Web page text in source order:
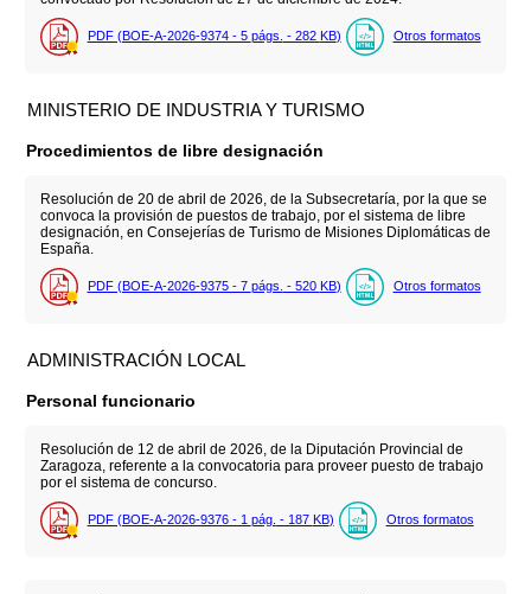
PDF (BOE-A-2026-9374 - 5 págs. - 282 KB) Otros formatos
MINISTERIO DE INDUSTRIA Y TURISMO
Procedimientos de libre designación
Resolución de 20 de abril de 2026, de la Subsecretaría, por la que se
convoca la provisión de puestos de trabajo, por el sistema de libre
designación, en Consejerías de Turismo de Misiones Diplomáticas de
España.
PDF (BOE-A-2026-9375 - 7 págs. - 520 KB) Otros formatos
ADMINISTRACIÓN LOCAL
Personal funcionario
Resolución de 12 de abril de 2026, de la Diputación Provincial de
Zaragoza, referente a la convocatoria para proveer puesto de trabajo
por el sistema de concurso.
PDF (BOE-A-2026-9376 - 1 pág. - 187 KB) Otros formatos